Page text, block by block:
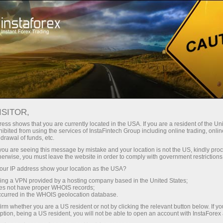
Mengenai InstaForex Berita Syarikat
Berita InstaForex
Apakah anda ingin tahu tentang semua semasa
acara, pertandingan dan perubahan dalam
InstaForex jadual perdagangan? Kemudian selamat
datang ke Berita halaman, di mana tentang bahan-
bahan yang paling penting, berguna dan menarik
shows that you are currently located in the USA. If you are a resident of the
from using the services of InstaFintech Group including online trading,
of funds, etc.
are seeing this message by mistake and your location is not the US, kindly
you must leave the website in order to comply with government
IP address show your location as the USA?
a VPN provided by a hosting company based in the United States;
not have proper WHOIS records;
in the WHOIS geolocation database.
whether you are a US resident or not by clicking the relevant button below. If
being a US resident, you will not be able to open an account with InstaForex